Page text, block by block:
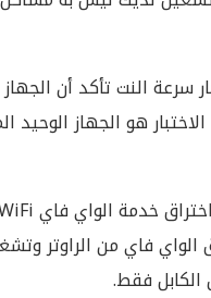
سرعة النت تأكد أن
هو الجهاز الوحيد
الواي فاي من الراوتر
الكابل فقط.